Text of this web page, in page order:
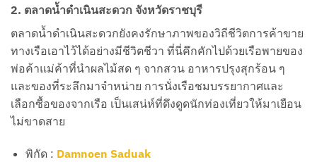
2. ตลาดน้ำดำเนินสะดวก จังหวัดราชบุรี
ตลาดน้ำดำเนินสะดวกยังคงรักษาภาพของวิถีชีวิตการค้าขาย
ทางเรือเอาไว้ได้อย่างมีชีวิตชีวา ที่นี่คึกคักไปด้วยเรือพายของ
พ่อค้าแม่ค้าที่นำผลไม้สด ๆ จากสวน อาหารปรุงสุกร้อน ๆ
และของที่ระลึกมาจำหน่าย การนั่งเรือชมบรรยากาศและ
เลือกซื้อของจากเรือ เป็นเสน่ห์ที่ดึงดูดนักท่องเที่ยวให้มาเยือน
ไม่ขาดสาย
พิกัด : Damnoen Saduak